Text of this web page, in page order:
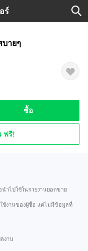
ร์
ายๆ
ซื้อ
ฟรี!
นำไปใช้ในรายงานยอดขาย
ช้งานของผู้ซื้อ แต่ไม่มีข้อมูลที่
งาน